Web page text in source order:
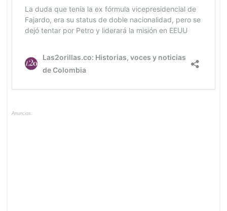
Anuncios.